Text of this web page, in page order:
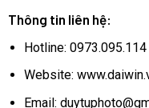
Thông tin liên hệ:
Hotline: 0973.095.114
Website:
Email: